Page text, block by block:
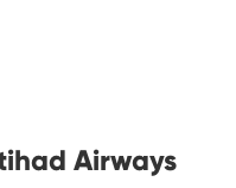
Airways